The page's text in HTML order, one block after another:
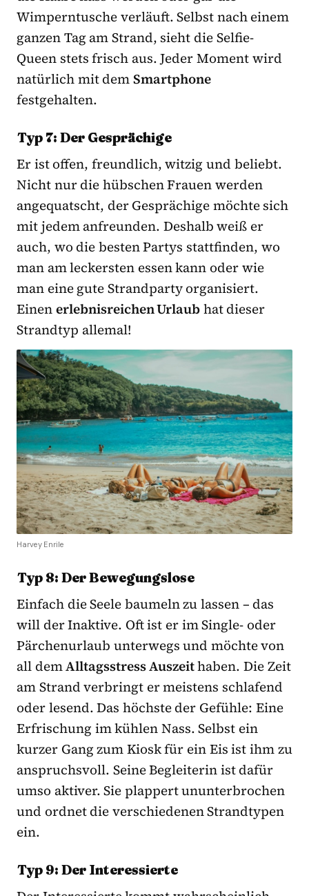
Wimperntusche verläuft. Selbst nach einem
ganzen Tag am Strand, sieht die Selfie-
Queen stets frisch aus. Jeder Moment wird
natürlich mit demSmartphone
festgehalten.
Typ 7: Der Gesprächige
Er ist offen, freundlich, witzig und beliebt.
Nicht nur die hübschen Frauen werden
angequatscht, der Gesprächige möchte sich
mit jedem anfreunden. Deshalb weiß er
auch, wo die besten Partys stattfinden, wo
man am leckersten essen kann oder wie
man eine gute Strandparty organisiert.
Einenerlebnisreichen Urlaubhat dieser
Strandtyp allemal!
Harvey Enrile
Typ 8: Der Bewegungslose
Einfach die Seele baumeln zu lassen – das
will der Inaktive. Oft ist er im Single- oder
Pärchenurlaub unterwegs und möchte von
all demAlltagsstress Auszeithaben. Die Zeit
am Strand verbringt er meistens schlafend
oder lesend. Das höchste der Gefühle: Eine
Erfrischung im kühlen Nass. Selbst ein
kurzer Gang zum Kiosk für ein Eis ist ihm zu
anspruchsvoll. Seine Begleiterin ist dafür
umso aktiver. Sie plappert ununterbrochen
und ordnet die verschiedenen Strandtypen
ein.
Typ 9: Der Interessierte